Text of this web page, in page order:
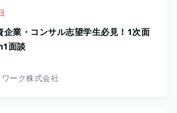
企業・コンサル志望学生必見！1次面
面談
ーク株式会社